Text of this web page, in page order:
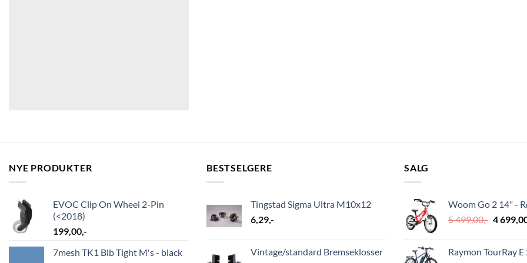
NYE PRODUKTER
EVOC Clip On Wheel 2-Pin
(<2018)
199,00,-
7mesh TK1 Bib Tight M's - black
BESTSELGERE
Tingstad Sigma Ultra M10x12
6,29,-
Vintage/standard Bremseklosser
SALG
Woom Go 2 14" -
5 499,00,-
5
4
Raymon TourRay